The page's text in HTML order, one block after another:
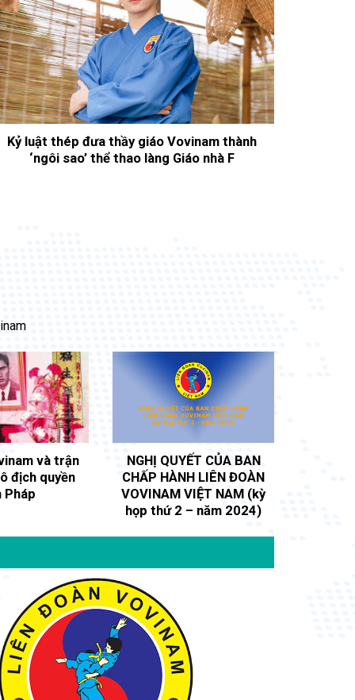
Kỷ luật thép đưa thầy giáo Vovinam thành
‘ngôi sao’ thể thao làng Giáo nhà F
và trận
địch quyền
Pháp
NGHỊ QUYẾT CỦA BAN
CHẤP HÀNH LIÊN ĐOÀN
VOVINAM VIỆT NAM (kỳ
họp thứ 2 – năm 2024)